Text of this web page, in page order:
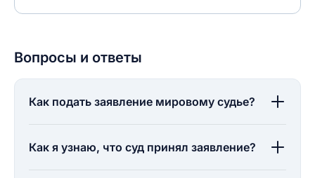
разрешить публикацию отзыва
ОСТАВИТЬ ОТЗЫВ
0/500
ОСТАВИТЬ ОТЗЫВ
Вопросы и ответы
Как подать заявление мировому судье?
Как я узнаю, что суд принял заявление?